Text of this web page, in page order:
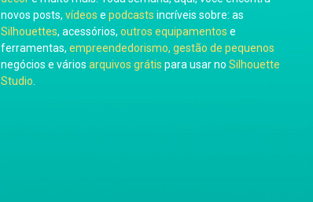
novos posts, vídeos e podcasts incríveis sobre: as
Silhouettes, acessórios, outros equipamentos e
ferramentas, empreendedorismo, gestão de pequenos
negócios e vários arquivos grátis para usar no Silhouette
Studio